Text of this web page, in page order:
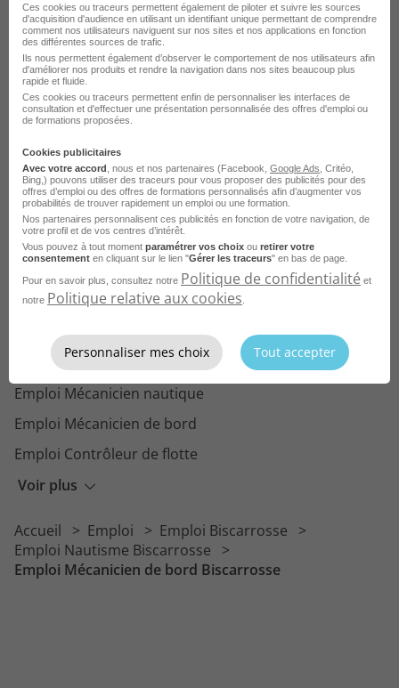
Emploi Mécanicien de bord Royan
Emploi Mécanicien de bord Sevrier
Voir toutes les offres Mécanicien de bord par
ville
Parcourez les offres d'emploi par
métier dansle domaine Nautisme
Voir plus
Emploi Pontier
Emploi Mécanicien naval
Emploi Accastilleur
Emploi Chef de quart
Emploi Ouvrier ostréicole
Emploi Ingénieur architecture navale
Emploi Mécanicien nautique
Emploi Mécanicien de bord
Emploi Contrôleur de flotte
Emploi Ouvrier piscicole
Emploi Docker
Accueil Emploi
Emploi Biscarrosse
Emploi Nautisme Biscarrosse
Emploi Mécanicien de bord Biscarrosse
Ces cookies ou traceurs permettent également de piloter et suivre les sources
d'acquisition d'audience en utilisant un identifiant unique permettant de comprendre
comment nos utilisateurs naviguent sur nos sites et nos applications en fonction
des différentes sources de trafic.
Ils nous permettent également d’observer le comportement de nos utilisateurs afin
d'améliorer nos produits et rendre la navigation dans nos sites beaucoup plus
rapide et fluide.
Ces cookies ou traceurs permettent enfin de personnaliser les interfaces de
consultation et d'effectuer une présentation personnalisée des offres d'emploi ou
de formations proposées.
Cookies publicitaires
Avec votre accord , nous et nos partenaires (Facebook, Google Ads , Critéo,
Bing,) pouvons utiliser des traceurs pour vous proposer des publicités pour des
offres d’emploi ou des offres de formations personnalisés afin d’augmenter vos
probabilités de trouver rapidement un emploi ou une formation.
Nos partenaires personnalisent ces publicités en fonction de votre navigation, de
votre profil et de vos centres d’intérêt.
Vous pouvez à tout moment paramétrer vos choix ou retirer votre
consentement en cliquant sur le lien "Gérer les traceurs" en bas de page.
Pour en savoir plus, consultez notre Politique de confidentialité et
notre Politique relative aux cookies
Personnaliser mes choix Tout accepter